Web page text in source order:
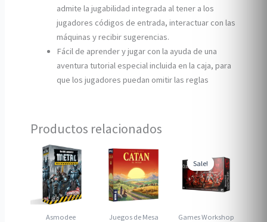
admite la jugabilidad integrada al tener a los
jugadores códigos de entrada, interactuar con las
máquinas y recibir sugerencias.
Fácil de aprender y jugar con la ayuda de una
aventura tutorial especial incluida en la caja, para
que los jugadores puedan omitir las reglas
Productos relacionados
Asmodee Juegos de Mesa
Sale!
Sale!
Games Workshop